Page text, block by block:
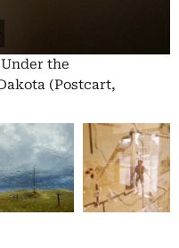
the
(Postcart,